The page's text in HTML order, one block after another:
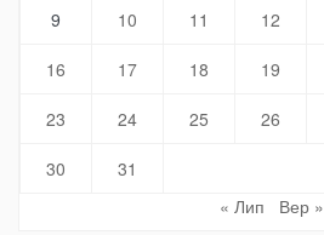
9 10 11 12
16 17 18 19
23 24 25 26
30
31
« Лип
Вер »